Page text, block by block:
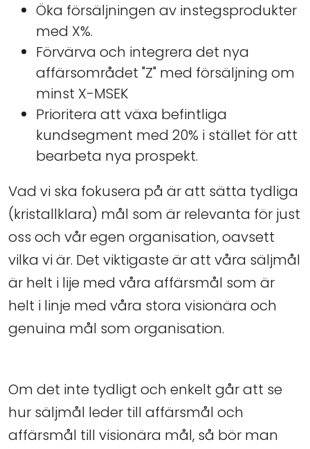
Öka försäljningen av instegsprodukter
med X%.
Förvärva och integrera det nya
affärsområdet "Z" med försäljning om
minst X-MSEK
Prioritera att växa befintliga
kundsegment med 20% i stället för att
bearbeta nya prospekt.
Vad vi ska fokusera på är att sätta tydliga
(kristallklara) mål som är relevanta för just
oss och vår egen organisation, oavsett
vilka vi är. Det viktigaste är att våra säljmål
är helt i lije med våra affärsmål som är
helt i linje med våra stora visionära och
genuina mål som organisation.
Om det inte tydligt och enkelt går att se
hur säljmål leder till affärsmål och
affärsmål till visionära mål, så bör man